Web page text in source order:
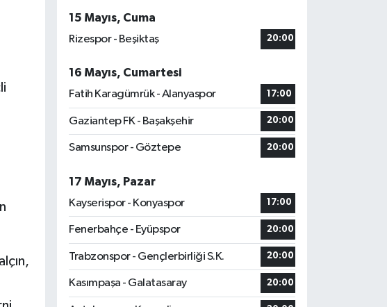
15 Mayıs, Cuma
Rizespor - Beşiktaş
20:00
16 Mayıs, Cumartesi
Fatih Karagümrük - Alanyaspor
17:00
Gaziantep FK - Başakşehir 20:00
Samsunspor - Göztepe 20:00
17 Mayıs, Pazar
Kayserispor - Konyaspor
17:00
Fenerbahçe - Eyüpspor 20:00
Trabzonspor - Gençlerbirliği S.K. 20:00
Kasımpaşa - Galatasaray 20:00